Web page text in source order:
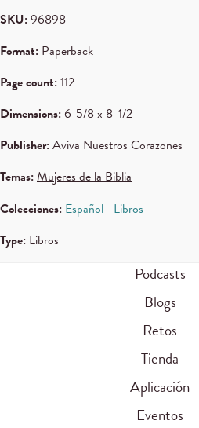
SKU:96898
Format: Paperback
Page count:112
Dimensions:6-5/8 x 8-1/2
Publisher:Aviva Nuestros Corazones
Temas:Mujeres de la Biblia
Colecciones:Español—Libros
Type: Libros
Podcasts
Blogs
Retos
Tienda
Aplicación
Eventos